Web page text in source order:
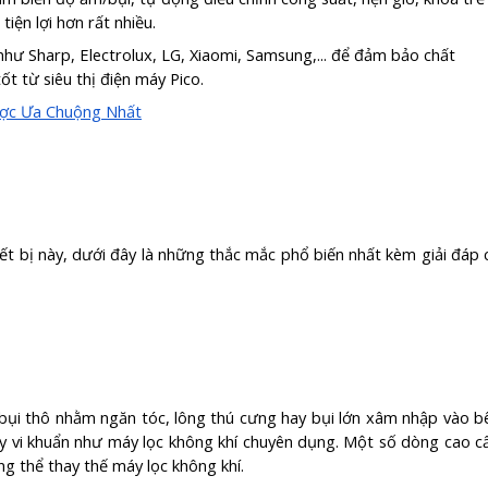
lợi hơn rất nhiều.
Sharp, Electrolux, LG, Xiaomi, Samsung,... để đảm bảo chất
từ siêu thị điện máy Pico.
Ưa Chuộng Nhất
bị này, dưới đây là những thắc mắc phổ biến nhất kèm giải đáp
thô nhằm ngăn tóc, lông thú cưng hay bụi lớn xâm nhập vào
khuẩn như máy lọc không khí chuyên dụng. Một số dòng cao
thể thay thế máy lọc không khí.